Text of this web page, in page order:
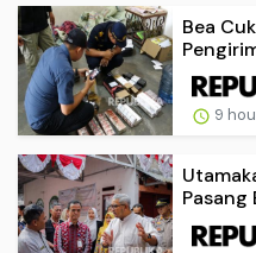
Bea
9
Pasang